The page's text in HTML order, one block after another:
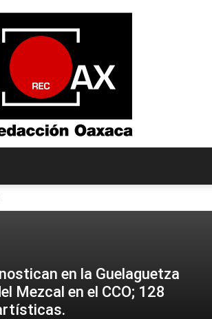
en la Guelaguetza
Mezcal en el CCO; 128